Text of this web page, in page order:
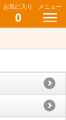
お気に入り
0
メニュー